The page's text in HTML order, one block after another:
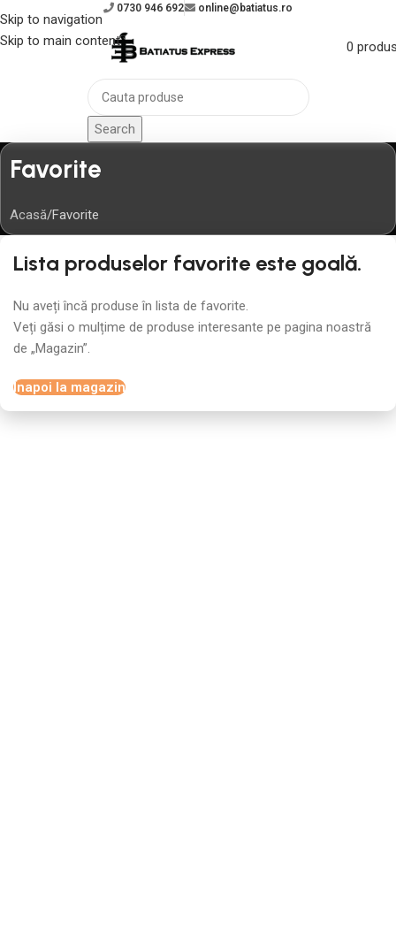
Skip to navigation
Skip to main content
0730 946 692 online@batiatus.ro
0
Search
Favorite
Acasă Favorite
Lista produselor favorite este goală.
Nu aveți încă produse în lista de favorite.
Veți găsi o mulțime de produse interesante pe pagina noastră
de „Magazin”.
Înapoi la magazin